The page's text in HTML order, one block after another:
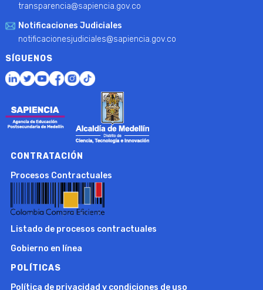
transparencia@sapiencia.gov.co
Notificaciones Judiciales
notificacionesjudiciales@sapiencia.gov.co
SÍGUENOS
CONTRATACIÓN
Procesos Contractuales
Listado de procesos contractuales
Gobierno en línea
POLÍTICAS
Política de privacidad y condiciones de uso